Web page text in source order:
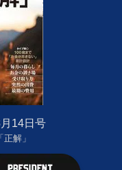
14日号
解」